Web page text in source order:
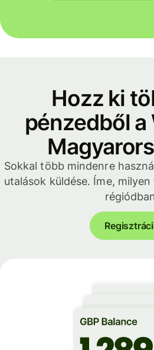
Hozz ki
pénzedből
Sokkal több mindenre
utalások küldése. Íme,